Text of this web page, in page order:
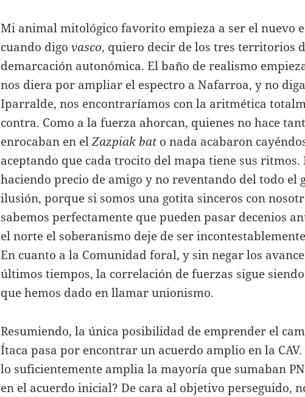
Mi animal mitológico favorito empieza a ser el nuevo
cuando digovasco, quiero decir de los tres territorios
demarcación autonómica. El baño de realismo
nos diera por ampliar el espectro a Nafarroa, y no
Iparralde, nos encontraríamos con la aritmética
contra. Como a la fuerza ahorcan, quienes no hace
enrocaban en elZazpiak bat o nada acabaron
aceptando que cada trocito del mapa tiene sus ritmos.
haciendo precio de amigo y no reventando del todo el
ilusión, porque si somos una gotita sinceros con
sabemos perfectamente que pueden pasar decenios
el norte el soberanismo deje de ser
En cuanto a la Comunidad foral, y sin negar los
últimos tiempos, la correlación de fuerzas sigue
que hemos dado en llamar unionismo.
Resumiendo, la única posibilidad de emprender el
Ítaca pasa por encontrar un acuerdo amplio en la CAV.
lo suficientemente amplia la mayoría que sumaban
en el acuerdo inicial? De cara al objetivo perseguido,